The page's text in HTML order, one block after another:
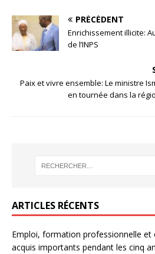
PRÉCÉDENT
Enrichissement illicite:
de l’INPS
Paix et vivre ensemble: Le ministre
en tournée dans la
ARTICLES RÉCENTS
Emploi, formation professionnelle et
acquis importants pendant les cinq